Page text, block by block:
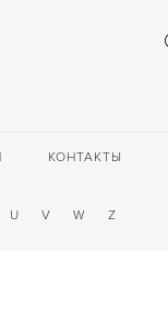
КОНТАКТЫ
U V W Z